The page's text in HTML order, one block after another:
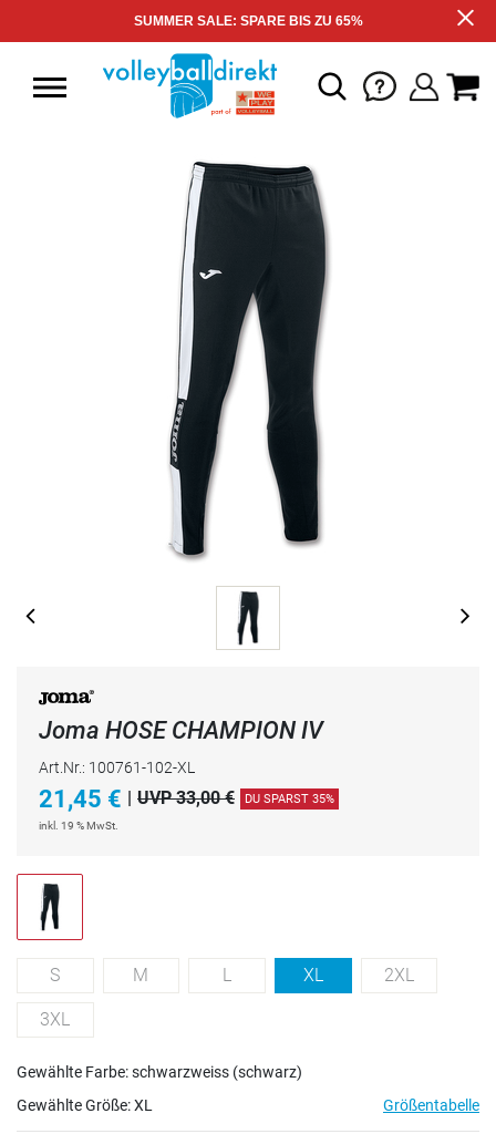
SUMMER SALE: SPARE BIS ZU 65%
Joma HOSE CHAMPION IV
Art.Nr.: 100761-102-XL
21,45 € UVP 33,00 € DU SPARST 35%
inkl. 19 % MwSt.
S M L XL 2XL
3XL
Gewählte Farbe: schwarzweiss (schwarz)
Gewählte Größe:XL Größentabelle